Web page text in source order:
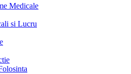
Medicale
si Lucru